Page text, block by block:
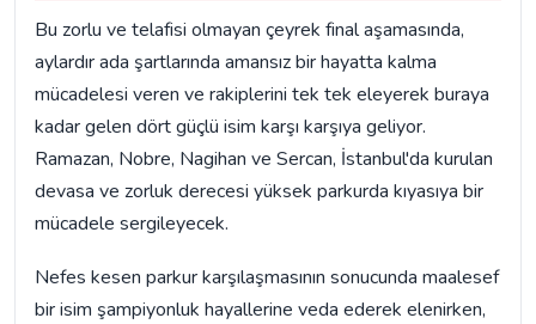
Bu zorlu ve telafisi olmayan çeyrek final aşamasında,
aylardır ada şartlarında amansız bir hayatta kalma
mücadelesi veren ve rakiplerini tek tek eleyerek buraya
kadar gelen dört güçlü isim karşı karşıya geliyor.
Ramazan, Nobre, Nagihan ve Sercan, İstanbul'da kurulan
devasa ve zorluk derecesi yüksek parkurda kıyasıya bir
mücadele sergileyecek.
Nefes kesen parkur karşılaşmasının sonucunda maalesef
bir isim şampiyonluk hayallerine veda ederek elenirken,